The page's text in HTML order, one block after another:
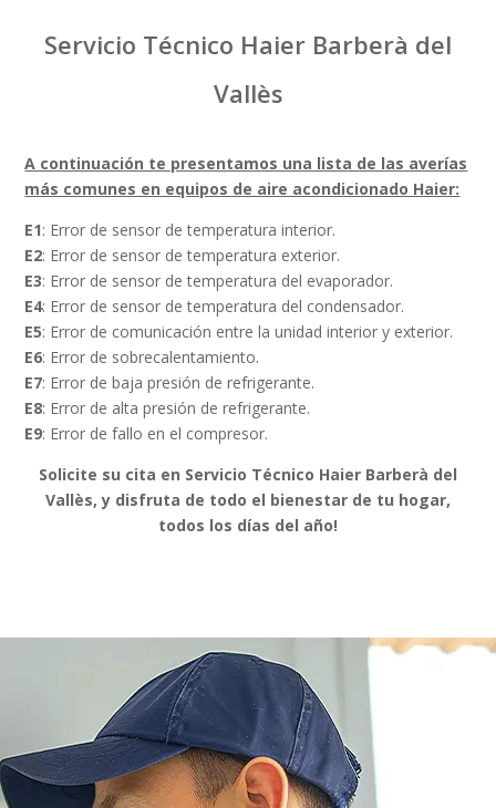
Servicio Técnico Haier Barberà del
Vallès
A continuación te presentamos una lista de las averías
más comunes en equipos de aire acondicionado Haier:
E1: Error de sensor de temperatura interior.
E2: Error de sensor de temperatura exterior.
E3: Error de sensor de temperatura del evaporador.
E4: Error de sensor de temperatura del condensador.
E5: Error de comunicación entre la unidad interior y exterior.
E6: Error de sobrecalentamiento.
E7: Error de baja presión de refrigerante.
E8: Error de alta presión de refrigerante.
E9: Error de fallo en el compresor.
Solicite su cita en Servicio Técnico Haier Barberà del
Vallès, y disfruta de todo el bienestar de tu hogar,
todos los días del año!